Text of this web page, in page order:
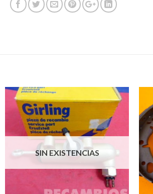
SIN EXISTENCIAS